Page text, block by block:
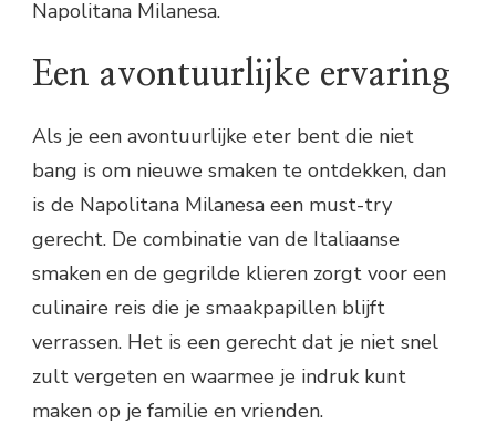
Napolitana Milanesa.
Een avontuurlijke ervaring
Als je een avontuurlijke eter bent die niet
bang is om nieuwe smaken te ontdekken, dan
is de Napolitana Milanesa een must-try
gerecht. De combinatie van de Italiaanse
smaken en de gegrilde klieren zorgt voor een
culinaire reis die je smaakpapillen blijft
verrassen. Het is een gerecht dat je niet snel
zult vergeten en waarmee je indruk kunt
maken op je familie en vrienden.